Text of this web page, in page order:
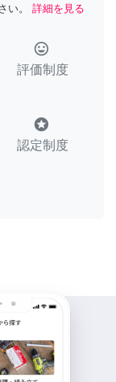
い。
詳細を見る
tag_faces
評価制度
stars
認定制度